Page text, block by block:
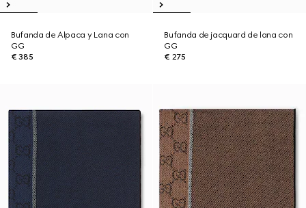
Bufanda de Alpaca y Lana con
GG
€ 385
Bufanda de jacquard de lana con
GG
€ 275